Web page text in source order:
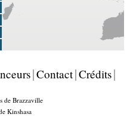
Contact Crédits
de Brazzaville
Kinshasa